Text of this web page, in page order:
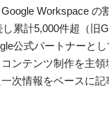
Workspace の
累計5,000件超（旧
公式パートナーと
ンテンツ制作を主領
次情報をベースに記